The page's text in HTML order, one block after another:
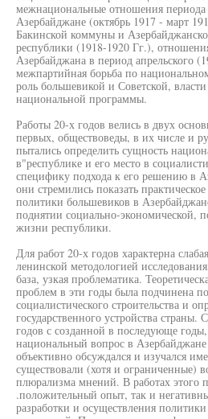
межнациональные отношения периода
Азербайджане (октябрь 1917 - март
Бакинской коммуны и
республики (1918-1920 Гг.),
Азербайджана в период апрельского
межпартийная борьба по
роль большевикой и Советской,
национальной программы.
Работы 20-х годов велись в двух
первых, обществоведы, в их числе и
пытались определить сущность
в"республике и его место в
специфику подхода к его решению в
они стремились показать
политики большевиков в
поднятии социально-экономической,
жизни республики.
Для работ 20-х годов характерна
ленинской методологией
база, узкая проблематика.
проблем в эти годы была подчинена
социалистического строительства и
государственного устройства страны.
годов с созданной в последующе
национальный вопрос в
объективно обсуждался и изучался
существовали (хотя и ограниченные)
плюрализма мнений. В работах этого
.положительный опыт, так и
разработки и осуществления